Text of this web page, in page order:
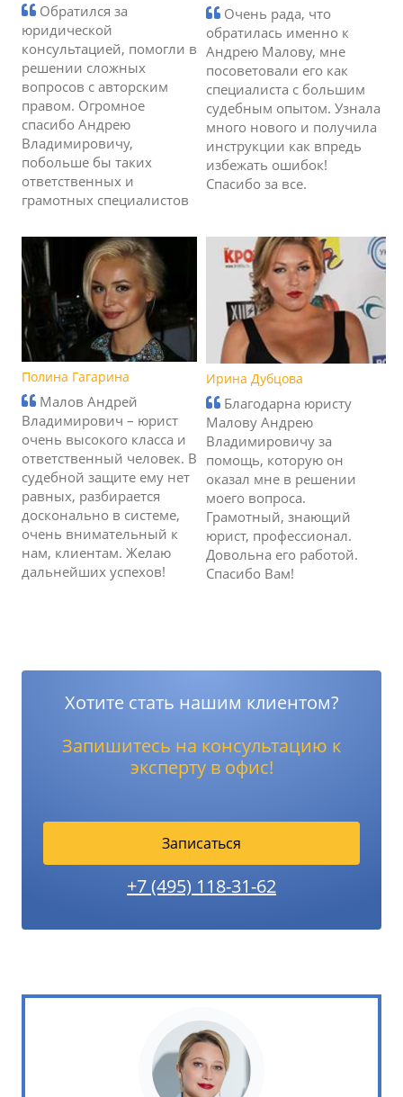
Обратился за
юридической
консультацией, помогли в
решении сложных
вопросов с авторским
правом. Огромное
спасибо Андрею
Владимировичу,
побольше бы таких
ответственных и
грамотных специалистов
Очень рада, что
обратилась именно к
Андрею Малову, мне
посоветовали его как
специалиста с большим
судебным опытом. Узнала
много нового и получила
инструкции как впредь
избежать ошибок!
Спасибо за все.
Полина Гагарина
Малов Андрей
Владимирович – юрист
очень высокого класса и
ответственный человек. В
судебной защите ему нет
равных, разбирается
досконально в системе,
очень внимательный к
нам, клиентам. Желаю
дальнейших успехов!
Ирина Дубцова
Благодарна юристу
Малову Андрею
Владимировичу за
помощь, которую он
оказал мне в решении
моего вопроса.
Грамотный, знающий
юрист, профессионал.
Довольна его работой.
Спасибо Вам!
Хотите стать нашим клиентом?
Запишитесь на консультацию к
эксперту в офис!
Записаться
+7 (495) 118-31-62